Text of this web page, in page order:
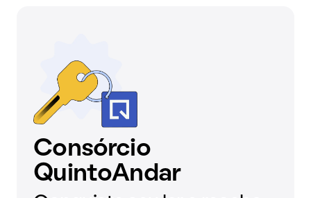
Consórcio
QuintoAndar